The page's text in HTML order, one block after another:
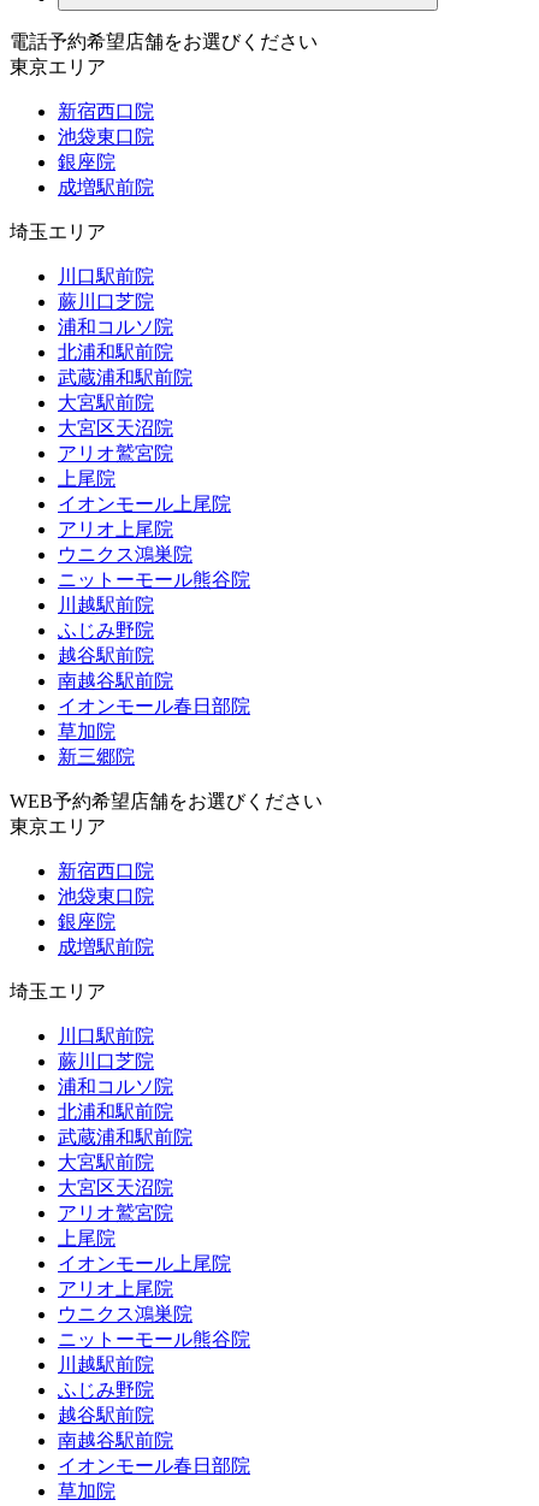
電話予約希望店舗をお選びください
東京エリア
新宿西口院
池袋東口院
銀座院
成増駅前院
埼玉エリア
川口駅前院
蕨川口芝院
浦和コルソ院
北浦和駅前院
武蔵浦和駅前院
大宮駅前院
大宮区天沼院
アリオ鷲宮院
上尾院
イオンモール上尾院
アリオ上尾院
ウニクス鴻巣院
ニットーモール熊谷院
川越駅前院
ふじみ野院
越谷駅前院
南越谷駅前院
イオンモール春日部院
草加院
新三郷院
WEB予約希望店舗をお選びください
東京エリア
新宿西口院
池袋東口院
銀座院
成増駅前院
埼玉エリア
川口駅前院
蕨川口芝院
浦和コルソ院
北浦和駅前院
武蔵浦和駅前院
大宮駅前院
大宮区天沼院
アリオ鷲宮院
上尾院
イオンモール上尾院
アリオ上尾院
ウニクス鴻巣院
ニットーモール熊谷院
川越駅前院
ふじみ野院
越谷駅前院
南越谷駅前院
イオンモール春日部院
草加院